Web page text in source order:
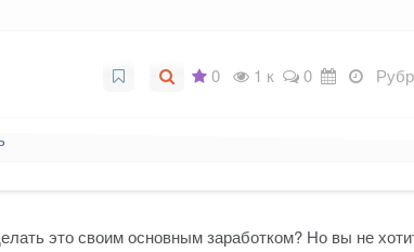
0 1 к 0
это своим основным заработком? Но вы не